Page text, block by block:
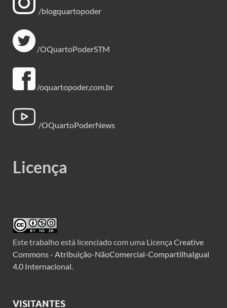
/blogquartopoder
/OQuartoPoderSTM
/oquartopoder,com.br
/OQuartoPoderNews
Licença
Este trabalho está licenciado com uma Licença Creative
Commons - Atribuição-NãoComercial-CompartilhaIgual
4.0 Internacional
VISITANTES